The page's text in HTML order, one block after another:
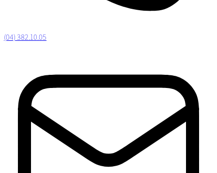
(04) 382.10.05